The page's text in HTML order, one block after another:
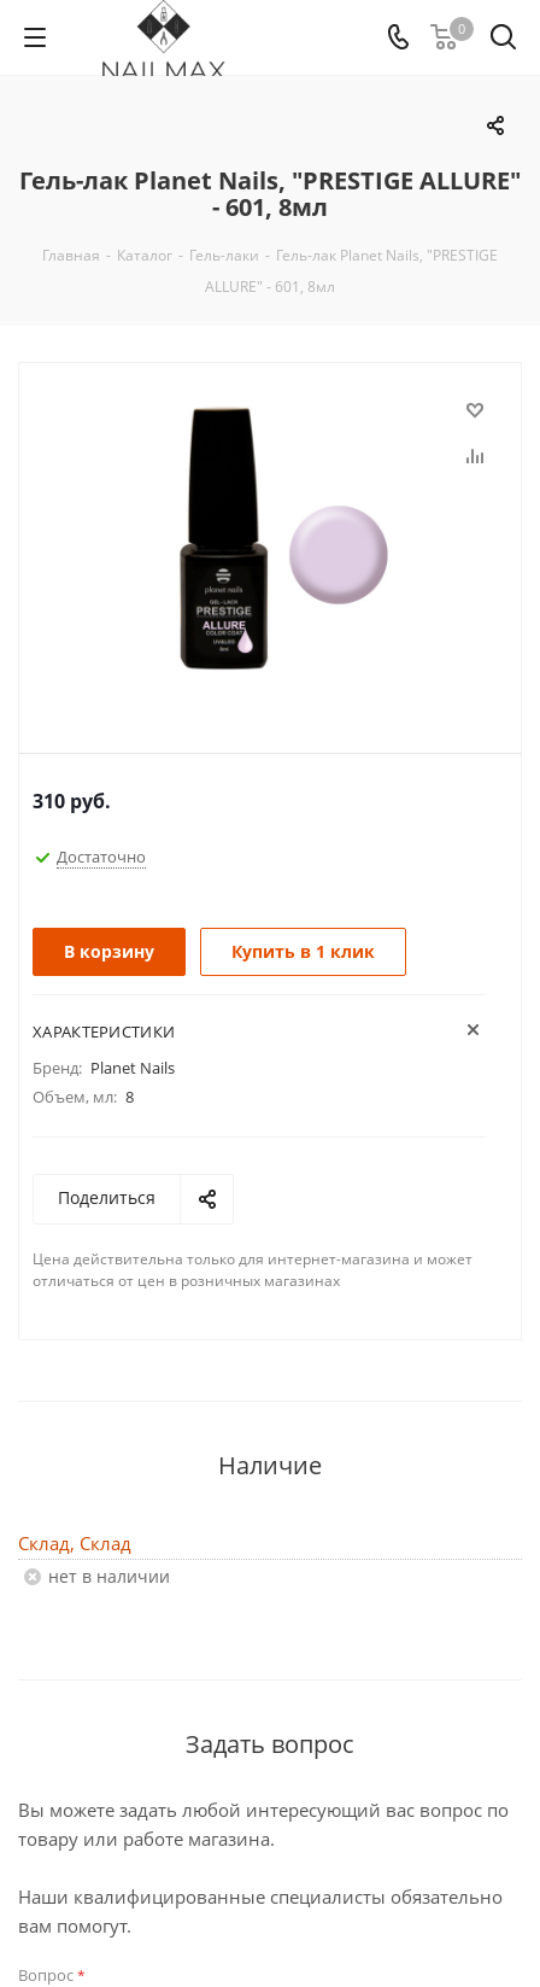
0
Гель-лак Planet Nails, "PRESTIGE ALLURE"
- 601, 8мл
Главная - Каталог - Гель-лаки - Гель-лак Planet Nails, "PRESTIGE
ALLURE" - 601, 8мл
310 руб.
Достаточно
В корзину Купить в 1 клик
ХАРАКТЕРИСТИКИ
Бренд: Planet Nails
Объем, мл: 8
Поделиться
Цена действительна только для интернет-магазина и может
отличаться от цен в розничных магазинах
Наличие
Склад, Склад
Нет в наличии
Задать вопрос
Вы можете задать любой интересующий вас вопрос по
товару или работе магазина.
Наши квалифицированные специалисты обязательно
вам помогут.
Вопрос*